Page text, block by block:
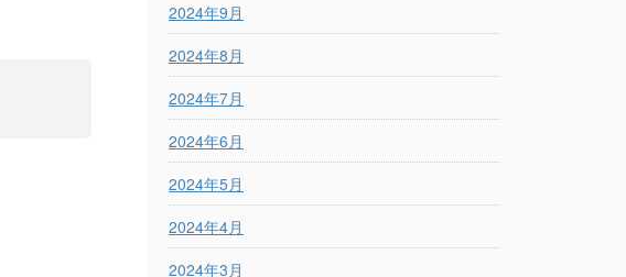
2024年9月
2024年8月
2024年7月
2024年6月
2024年5月
2024年4月
2024年3月